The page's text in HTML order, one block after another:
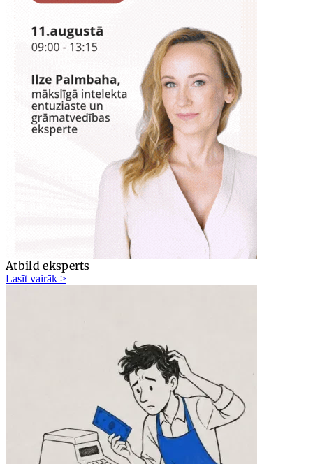
Atbild eksperts
Lasīt vairāk >